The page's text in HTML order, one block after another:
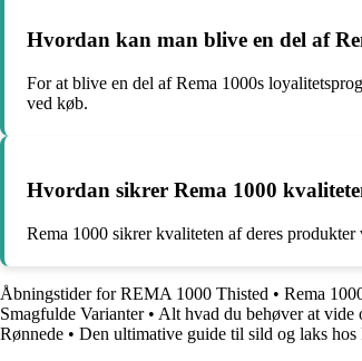
Hvordan kan man blive en del af
For at blive en del af Rema 1000s
ved køb.
Hvordan sikrer Rema 1000
Rema 1000 sikrer kvaliteten af deres
Åbningstider for REMA 1000 Thisted • Rema
Smagfulde Varianter• Alt hvad du behøver at
Rønnede • Den ultimative guide til sild og laks hos